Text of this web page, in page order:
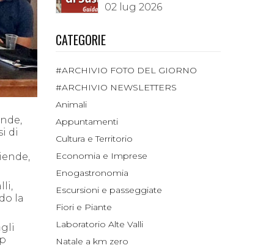
di
la
02 lug 2026
CATEGORIE
#ARCHIVIO FOTO DEL GIORNO
#ARCHIVIO NEWSLETTERS
Animali
Appuntamenti
Cultura e Territorio
Economia e Imprese
Enogastronomia
Escursioni e passeggiate
Fiori e Piante
Laboratorio Alte Valli
Natale a km zero